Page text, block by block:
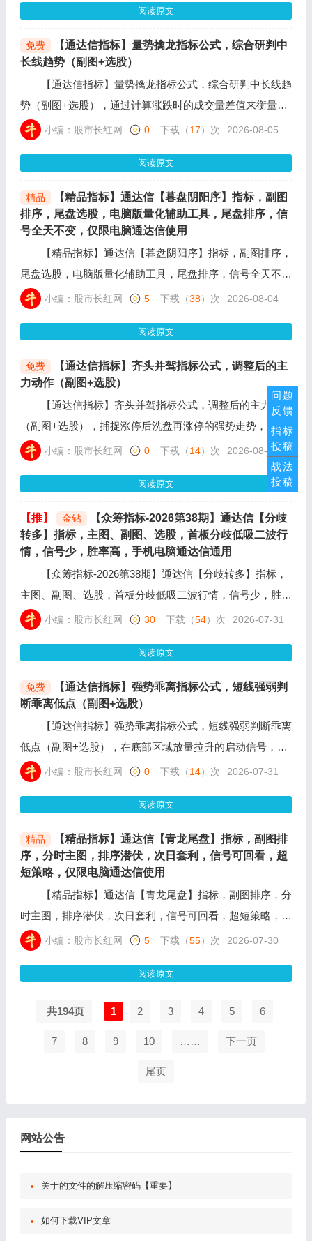
阅读原文
免费
【通达信指标】量势擒龙指标公式，综合研判中
长线趋势（副图+选股）
【通达信指标】量势擒龙指标公式，综合研判中长线趋
势（副图+选股），通过计算涨跌时的成交量差值来衡量真
实资金动向，结合价格平滑处理与动量指标，生成多条趋势
小编：股市长红网 0 下载（17）次 2026-08-05
阅读原文
精品
【精品指标】通达信【暮盘阴阳序】指标，副图
排序，尾盘选股，电脑版量化辅助工具，尾盘排序，信
号全天不变，仅限电脑通达信使用
【精品指标】通达信【暮盘阴阳序】指标，副图排序，
尾盘选股，电脑版量化辅助工具，尾盘排序，信号全天不
变，仅限电脑通达信使用，在接近收盘时14:55分一键排
创业和科创主板排序也是一样）也可根据实际情况自己优
选，结合当下热点板块进行综合研判。
小编：股市长红网 5 下载（38）次 2026-08-04
阅读原文
免费
【通达信指标】齐头并驾指标公式，调整后的主
力动作（副图+选股）
【通达信指标】齐头并驾指标公式，调整后的主力动作
（副图+选股），捕捉涨停后洗盘再涨停的强势走势，精准
锁定个股在出现第一次涨停后，经历3到20个交易日的区间
震荡洗盘，期间均线（5、10、20、60日）呈多头排列，趋
势未坏。
小编：股市长红网 0 下载（14）次 2026-08-04
阅读原文
【推】 金钻
【众筹指标-2026第38期】通达信【分歧
转多】指标，主图、副图、选股，首板分歧低吸二波行
情，信号少，胜率高，手机电脑通达信通用
【众筹指标-2026第38期】通达信【分歧转多】指标，
主图、副图、选股，首板分歧低吸二波行情，信号少，胜率
高，手机电脑通达信通用，解决散户踩坑追高炸板的痛点，
入，不打板、不追高，吃首板涨停后的二波拉升行情。
小编：股市长红网 30 下载（54）次 2026-07-31
阅读原文
免费
【通达信指标】强势乖离指标公式，短线强弱判
断乖离低点（副图+选股）
【通达信指标】强势乖离指标公式，短线强弱判断乖离
低点（副图+选股），在底部区域放量拉升的启动信号，通
过综合评估短期震荡强弱与均线乖离程度来研判行情。
小编：股市长红网 0 下载（14）次 2026-07-31
阅读原文
精品
【精品指标】通达信【青龙尾盘】指标，副图排
序，分时主图，排序潜伏，次日套利，信号可回看，超
短策略，仅限电脑通达信使用
【精品指标】通达信【青龙尾盘】指标，副图排序，分
时主图，排序潜伏，次日套利，信号可回看，超短策略，仅
限电脑通达信使用，其核心逻辑是寻找“缩量洗盘结束 + 均
小编：股市长红网 5 下载（55）次 2026-07-30
阅读原文
共194页 1 2 3 4 5 6
7 8 9 10 …… 下一页
尾页
网站公告
关于的文件的解压缩密码【重要】
如何下载VIP文章
问题
反馈
指标
投稿
战法
投稿